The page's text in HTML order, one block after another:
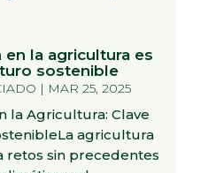
en la agricultura es
sostenible
| MAR 25, 2025
la Agricultura: Clave
agricultura
retos sin precedentes